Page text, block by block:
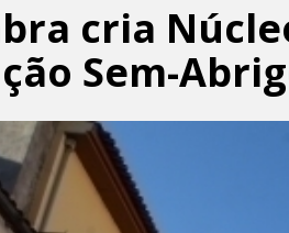
cria
Sem-